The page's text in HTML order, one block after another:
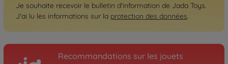
Je souhaite recevoir le bulletin d'information de Jada Toys.
J'ai lu les informations sur la protection des données.
Recommandations sur les jouets